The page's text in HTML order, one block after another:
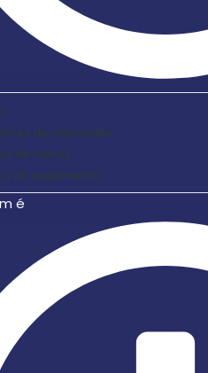
de atividades
de carros
de pagamento
é